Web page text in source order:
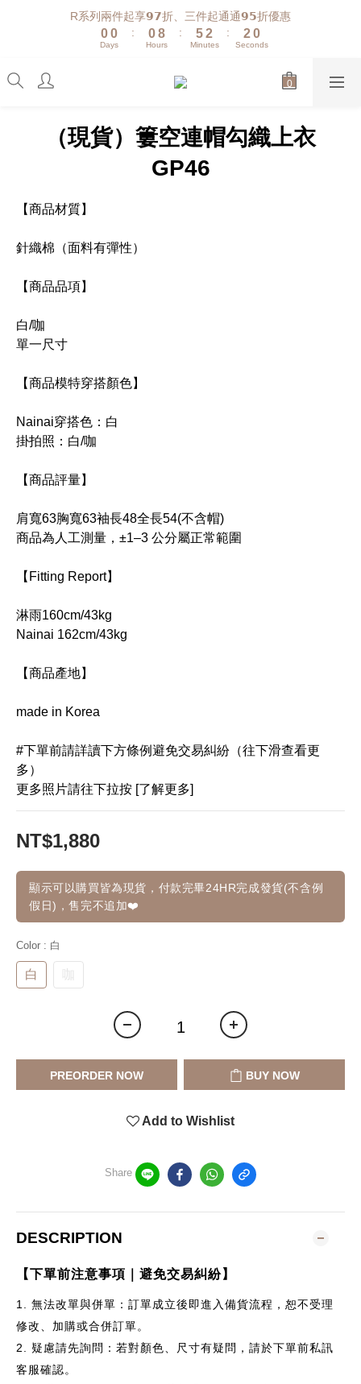
R系列兩件起享𝟵𝟳折、三件起通通𝟵𝟱折優惠
1
0
1
0
Days
:
1
0
9
8
7
2
1
0
Hours
:
6
5
4
3
2
1
Minutes
:
3
2
1
1
0
Seconds
（現貨）簍空連帽勾織上衣
GP46
【商品材質】
針織棉（面料有彈性）
【商品品項】
白/咖
單一尺寸
【商品模特穿搭顏色】
Nainai穿搭色：白
掛拍照：白/咖
【商品評量】
肩寬63胸寬63袖長48全長54(不含帽)
商品為人工測量，±1–3 公分屬正常範圍
【Fitting Report】
淋雨160cm/43kg
Nainai 162cm/43kg
【商品產地】
made in Korea
#下單前請詳讀下方條例避免交易糾紛（往下滑查看更
多）
更多照片請往下拉按 [了解更多]
NT$1,880
顯示可以購買皆為現貨，付款完畢24HR完成發貨(不含例
假日)，售完不追加❤️
Color : 白
白
PREORDER NOW BUY NOW
Add to Wishlist
Share
DESCRIPTION
【下單前注意事項｜避免交易糾紛】
1.
無法改單與併單：訂單成立後即進入備貨流程，恕不受理
修改、加購或合併訂單。
2.
疑慮請先詢問：若對顏色、尺寸有疑問，請於下單前私訊
客服確認。